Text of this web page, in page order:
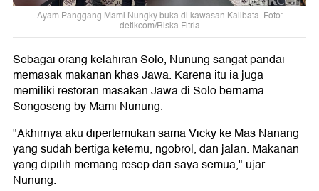
Ayam Panggang Mami Nungky buka di kawasan Kalibata. Foto:
detikcom/Riska Fitria
Sebagai orang kelahiran Solo, Nunung sangat pandai
memasak makanan khas Jawa. Karena itu ia juga
memiliki restoran masakan Jawa di Solo bernama
Songoseng by Mami Nunung.
"Akhirnya aku dipertemukan sama Vicky ke Mas Nanang
yang sudah bertiga ketemu, ngobrol, dan jalan. Makanan
yang dipilih memang resep dari saya semua," ujar
Nunung.